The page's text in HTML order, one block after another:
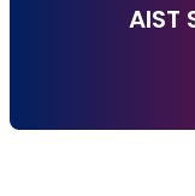
AIST